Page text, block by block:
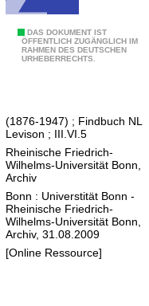
DAS DOKUMENT IST
ÖFFENTLICH ZUGÄNGLICH IM
RAHMEN DES DEUTSCHEN
URHEBERRECHTS.
a
s
s
W
i
l
h
e
(1876-1947) ; Findbuch NL
Levison ; III.VI.5
Rheinische Friedrich-
Wilhelms-Universität Bonn,
Archiv
Bonn : Universtität Bonn -
Rheinische Friedrich-
Wilhelms-Universität Bonn,
Archiv, 31.08.2009
[Online Ressource]